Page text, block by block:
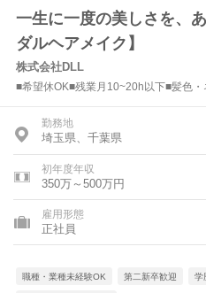
一生に一度の美しさを、
ダルヘアメイク】
株式会社DLL
■希望休OK■残業月10~20h以下■髪色
勤務地
埼玉県、千葉県
初年度年収
350万～500万円
雇用形態
正社員
職種・業種未経験OK 第二新卒歓迎 学